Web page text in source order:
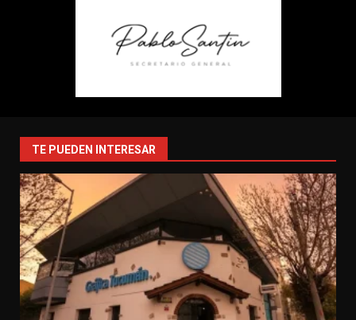
TE PUEDEN INTERESAR